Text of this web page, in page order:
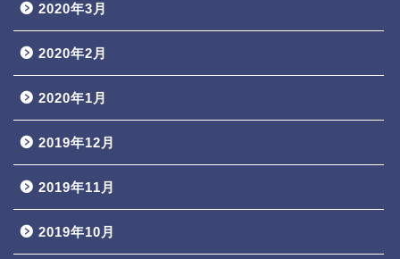
2020年3月
2020年2月
2020年1月
2019年12月
2019年11月
2019年10月